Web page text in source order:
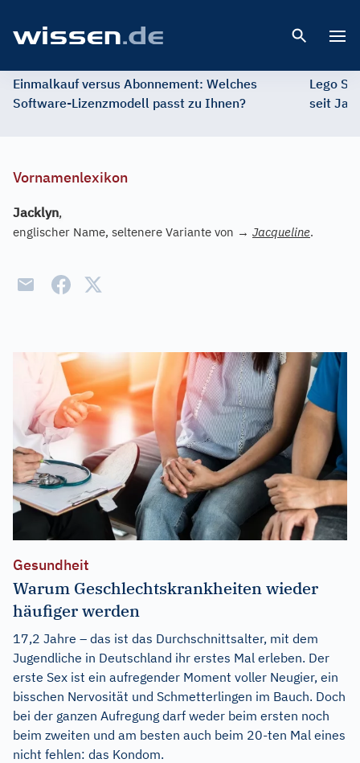
Einmalkauf versus Abonnement: Welches
Software-Lizenzmodell passt zu Ihnen?
Lego
seit
Vornamenlexikon
Jacklyn,
englischer Name, seltenere Variante von → Jacqueline.
Gesundheit
Warum Geschlechtskrankheiten wieder
häufiger werden
17,2 Jahre – das ist das Durchschnittsalter, mit dem
Jugendliche in Deutschland ihr erstes Mal erleben. Der
erste Sex ist ein aufregender Moment voller Neugier, ein
bisschen Nervosität und Schmetterlingen im Bauch. Doch
bei der ganzen Aufregung darf weder beim ersten noch
beim zweiten und am besten auch beim 20-ten Mal eines
nicht fehlen: das Kondom.